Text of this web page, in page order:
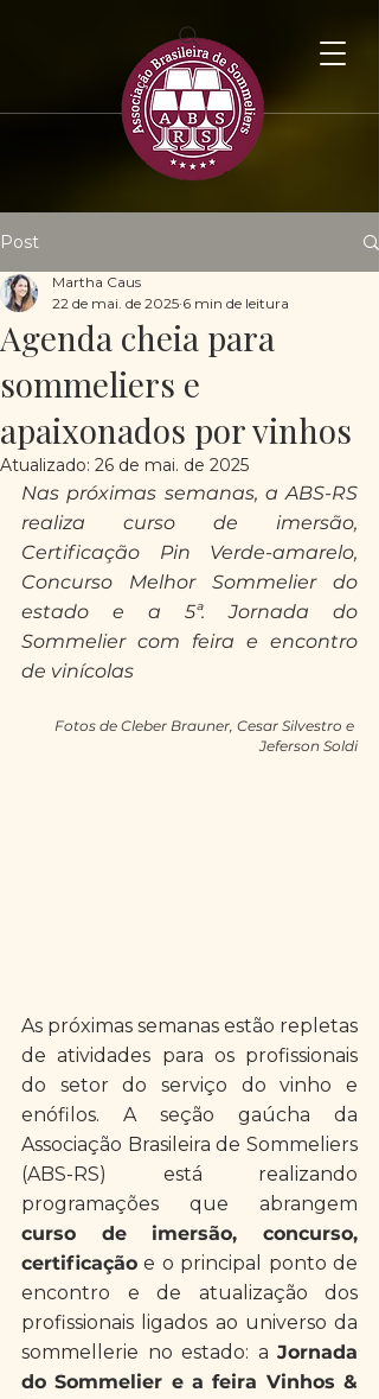
Post
Agenda cheia para
sommeliers e
apaixonados por vinhos
Martha Caus
22 de mai. de 2025 6 min de leitura
Atualizado: 26 de mai. de 2025
Nas próximas semanas, a ABS-RS
realiza curso de imersão,
Certificação Pin Verde-amarelo,
Concurso Melhor Sommelier do
estado e a 5ª. Jornada do
Sommelier com feira e encontro
de vinícolas
Fotos de Cleber Brauner, Cesar Silvestro e
Jeferson Soldi
As próximas semanas estão repletas
de atividades para os profissionais
do setor do serviço do vinho e
enófilos. A seção gaúcha da
Associação Brasileira de Sommeliers
(ABS-RS) está realizando
curso de imersão, concurso,
certificação e o principal ponto de
encontro e de atualização dos
profissionais ligados ao universo da
sommellerie no estado: a Jornada
do Sommelier e a feira Vinhos &